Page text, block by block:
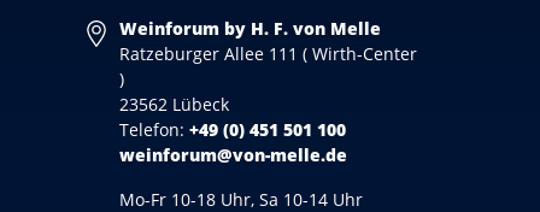
Weinforum by H. F. von Melle
Ratzeburger Allee 111 ( Wirth-Center
)
23562 Lübeck
Telefon: +49 (0) 451 501 100
weinforum@von-melle.de
Mo-Fr 10-18 Uhr, Sa 10-14 Uhr